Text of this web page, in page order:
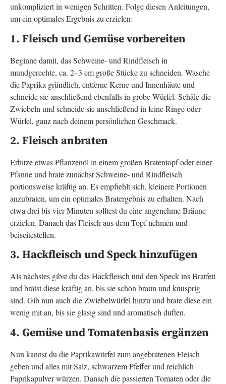
unkompliziert in wenigen Schritten. Folge diesen Anleitungen,
um ein optimales Ergebnis zu erzielen:
1. Fleisch und Gemüse vorbereiten
Beginne damit, das Schweine- und Rindfleisch in
mundgerechte, ca. 2–3 cm große Stücke zu schneiden. Wasche
die Paprika gründlich, entferne Kerne und Innenhäute und
schneide sie anschließend ebenfalls in grobe Würfel. Schäle die
Zwiebeln und schneide sie anschließend in feine Ringe oder
Würfel, ganz nach deinem persönlichen Geschmack.
2. Fleisch anbraten
Erhitze etwas Pflanzenöl in einem großen Bratentopf oder einer
Pfanne und brate zunächst Schweine- und Rindfleisch
portionsweise kräftig an. Es empfiehlt sich, kleinere Portionen
anzubraten, um ein optimales Bratergebnis zu erhalten. Nach
etwa drei bis vier Minuten solltest du eine angenehme Bräune
erzielen. Danach das Fleisch aus dem Topf nehmen und
beiseitestellen.
3. Hackfleisch und Speck hinzufügen
Als nächstes gibst du das Hackfleisch und den Speck ins Bratfett
und brätst diese kräftig an, bis sie schön braun und knusprig
sind. Gib nun auch die Zwiebelwürfel hinzu und brate diese ein
wenig mit an, bis sie glasig sind und aromatisch duften.
4. Gemüse und Tomatenbasis ergänzen
Nun kannst du die Paprikawürfel zum angebratenen Fleisch
geben und alles mit Salz, schwarzem Pfeffer und reichlich
Paprikapulver würzen. Danach die passierten Tomaten oder die